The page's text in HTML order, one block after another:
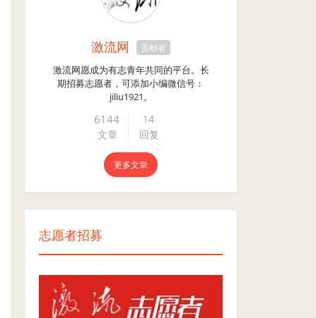
激流网 贡献者
激流网愿成为有志青年共同的平台。长
期招募志愿者，可添加小编微信号：
jiliu1921。
6144
文章
14
回复
更多文章
志愿者招募